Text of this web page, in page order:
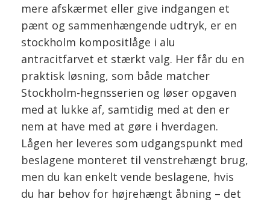
mere afskærmet eller give indgangen et
pænt og sammenhængende udtryk, er en
stockholm kompositlåge i alu
antracitfarvet et stærkt valg. Her får du en
praktisk løsning, som både matcher
Stockholm-hegnsserien og løser opgaven
med at lukke af, samtidig med at den er
nem at have med at gøre i hverdagen.
Lågen her leveres som udgangspunkt med
beslagene monteret til venstrehængt brug,
men du kan enkelt vende beslagene, hvis
du har behov for højrehængt åbning – det